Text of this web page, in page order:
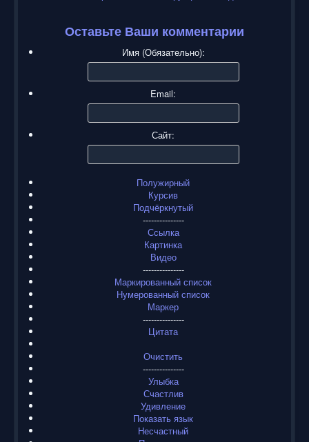
Оставьте Ваши комментарии
Имя (Обязательно):
Email:
Сайт:
Полужирный
Курсив
Подчёркнутый
---------------
Ссылка
Картинка
Видео
---------------
Маркированный список
Нумерованный список
Маркер
---------------
Цитата
Очистить
---------------
Улыбка
Счастлив
Удивление
Показать язык
Несчастный